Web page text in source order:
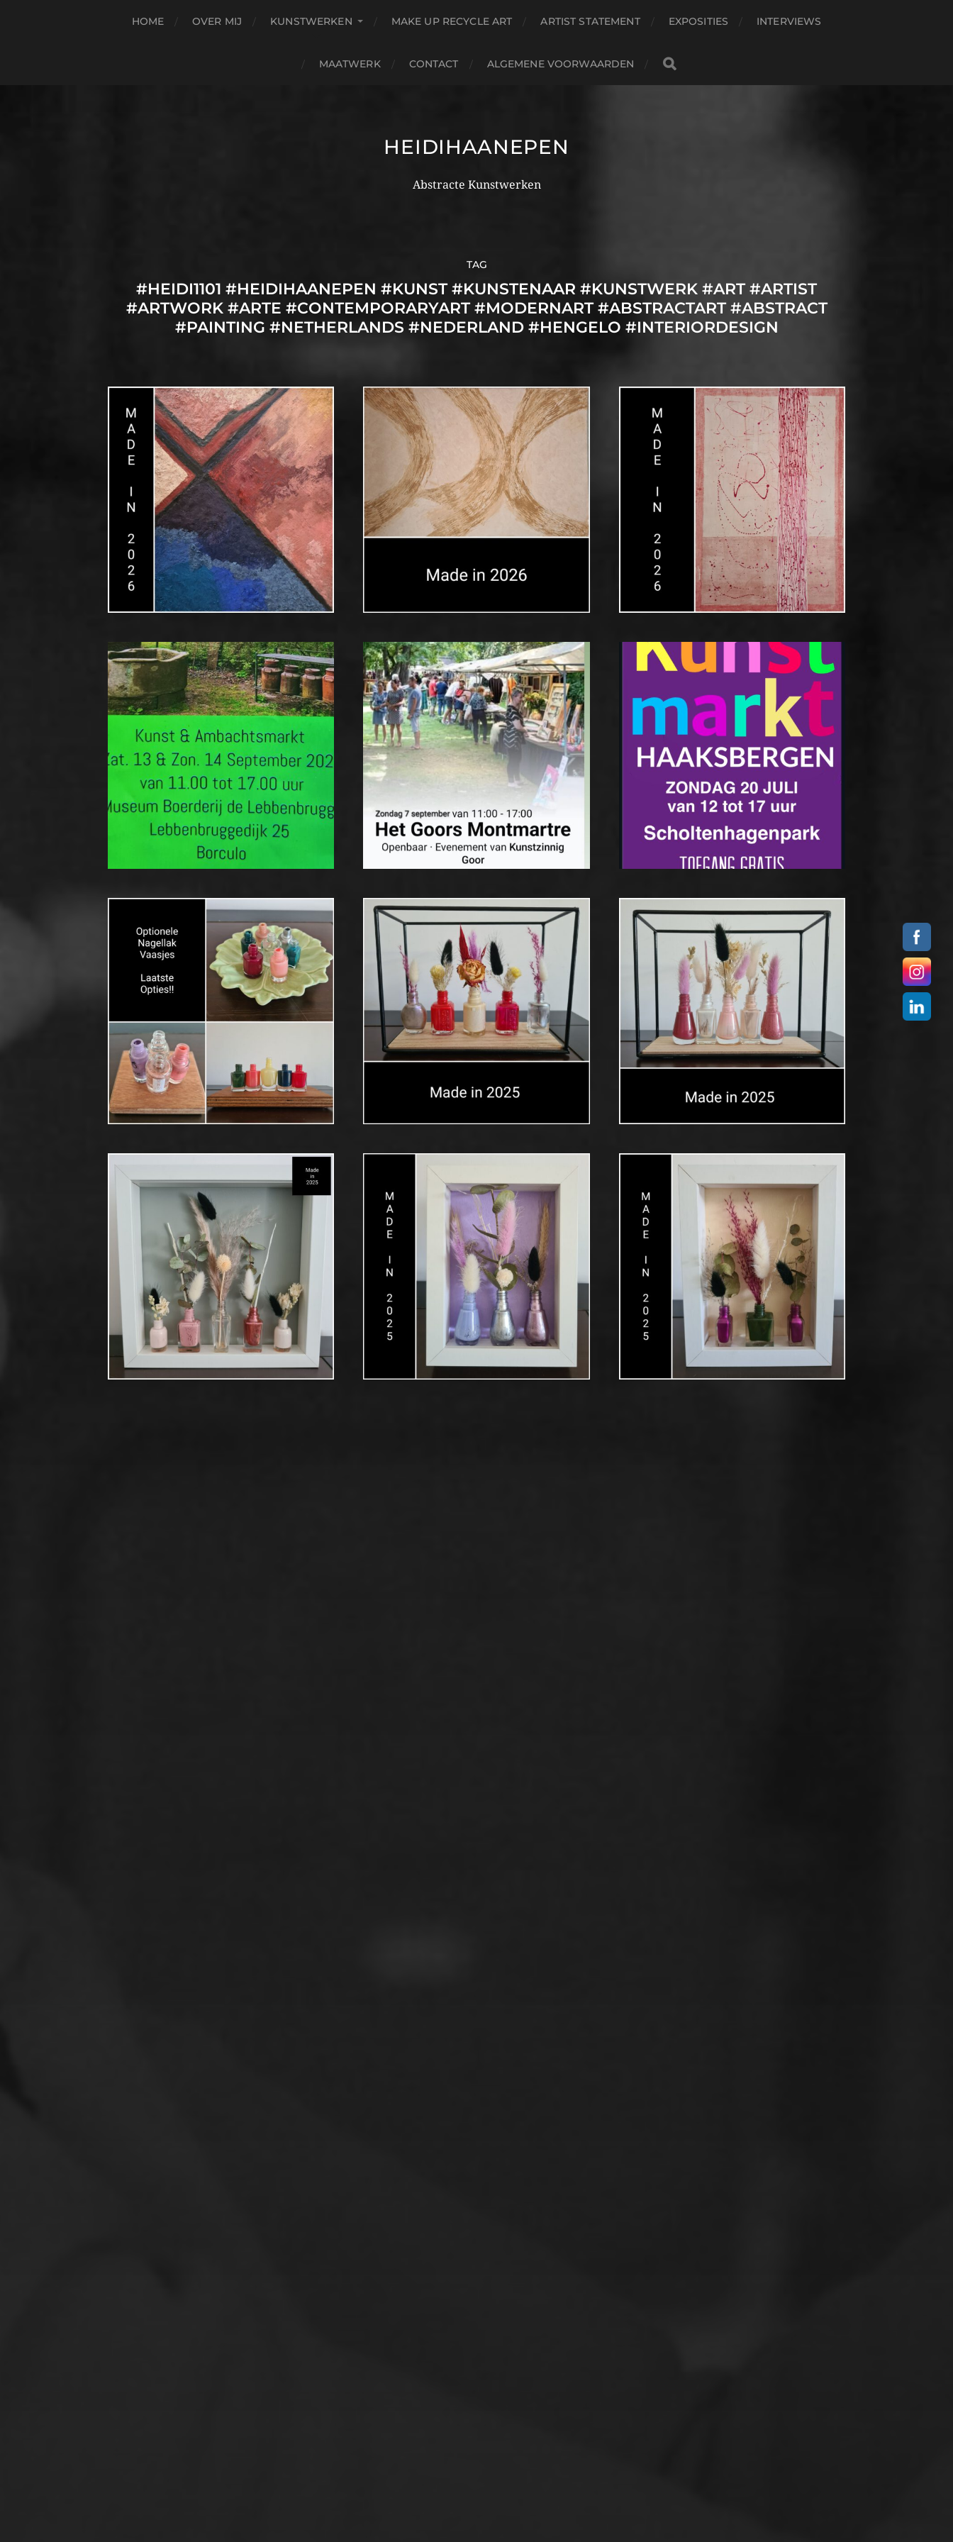
HOME OVER MIJ KUNSTWERKEN MAKE UP RECYCLE ART ARTIST STATEMENT EXPOSITIES INTERVIEWS
MAATWERK CONTACT ALGEMENE VOORWAARDEN
HEIDIHAANEPEN
Abstracte Kunstwerken
TAG
#HEIDI1101 #HEIDIHAANEPEN #KUNST #KUNSTENAAR #KUNSTWERK #ART #ARTIST
#ARTWORK #ARTE #CONTEMPORARYART #MODERNART #ABSTRACTART #ABSTRACT
#PAINTING #NETHERLANDS #NEDERLAND #HENGELO #INTERIORDESIGN